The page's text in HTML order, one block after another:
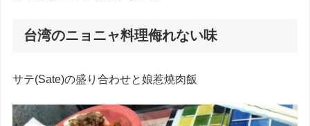
台湾のニョニャ料理侮れない味
サテ(Sate)の盛り合わせと娘惹燒肉飯